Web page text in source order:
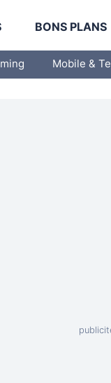
BONS PLANS
Mobile &